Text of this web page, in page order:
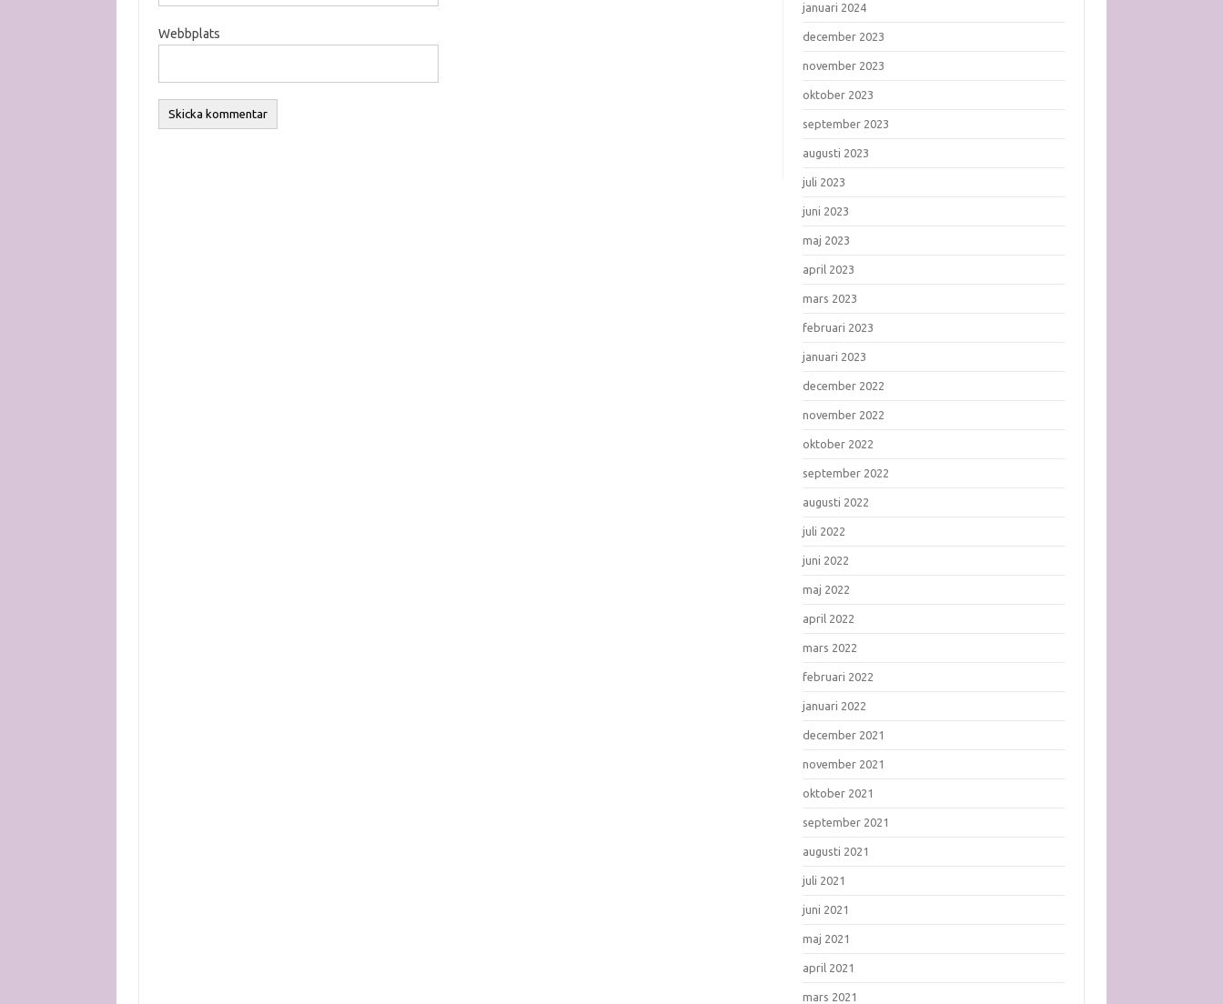
Webbplats
januari 2024
december 2023
november 2023
oktober 2023
september 2023
augusti 2023
juli 2023
juni 2023
maj 2023
april 2023
mars 2023
februari 2023
januari 2023
december 2022
november 2022
oktober 2022
september 2022
augusti 2022
juli 2022
juni 2022
maj 2022
april 2022
mars 2022
februari 2022
januari 2022
december 2021
november 2021
oktober 2021
september 2021
augusti 2021
juli 2021
juni 2021
maj 2021
april 2021
mars 2021